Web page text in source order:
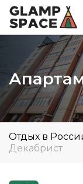
Отдых в
Декабрист